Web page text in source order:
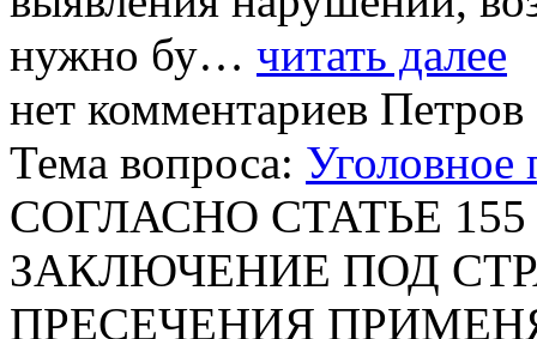
нужно бу… читать далее
нет комментариев
Тема вопроса: Уголовное
СОГЛАСНО СТАТЬЕ
ЗАКЛЮЧЕНИЕ ПОД
ПРЕСЕЧЕНИЯ